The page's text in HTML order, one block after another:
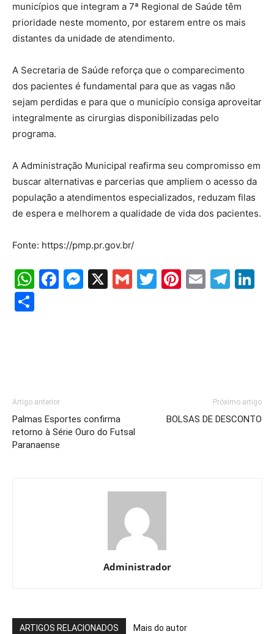
municípios que integram a 7ª Regional de Saúde têm
prioridade neste momento, por estarem entre os mais
distantes da unidade de atendimento.
A Secretaria de Saúde reforça que o comparecimento
dos pacientes é fundamental para que as vagas não
sejam perdidas e para que o município consiga aproveitar
integralmente as cirurgias disponibilizadas pelo
programa.
A Administração Municipal reafirma seu compromisso em
buscar alternativas e parcerias que ampliem o acesso da
população a atendimentos especializados, reduzam filas
de espera e melhorem a qualidade de vida dos pacientes.
Fonte: https://pmp.pr.gov.br/
WhatsApp
Facebook
Messenger
X GmailTwitter
Pinterest
Email
Artigo anterior
Palmas Esportes confirma
retorno à Série Ouro do Futsal
Paranaense
Próximo artigo
BOLSAS DE DESCONTO
Administrador
ARTIGOS RELACIONADOS Mais do autor